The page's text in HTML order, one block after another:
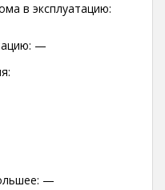
в эксплуатацию:
—
—